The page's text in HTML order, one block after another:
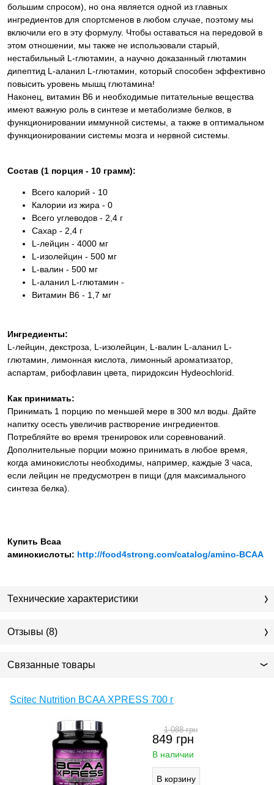
большим спросом), но она является одной из главных
ингредиентов для спортсменов в любом случае, поэтому мы
включили его в эту формулу. Чтобы оставаться на передовой в
этом отношении, мы также не использовали старый,
нестабильный L-глютамин, а научно доказанный глютамин
дипептид L-аланил L-глютамин, который способен эффективно
повысить уровень мышц глютамина!
Наконец, витамин В6 и необходимые питательные вещества
имеют важную роль в синтезе и метаболизме белков, в
функционировании иммунной системы, а также в оптимальном
функционировании системы мозга и нервной системы.
Состав (1 порция - 10 грамм):
Всего калорий - 10
Калории из жира - 0
Всего углеводов - 2,4 г
Сахар - 2,4 г
L-лейцин - 4000 мг
L-изолейцин - 500 мг
L-валин - 500 мг
L-аланил L-глютамин -
Витамин B6 - 1,7 мг
Ингредиенты:
L-лейцин, декстроза, L-изолейцин, L-валин L-аланил L-
глютамин, лимонная кислота, лимонный ароматизатор,
аспартам, рибофлавин цвета, пиридоксин Hydeochlorid.
Как принимать:
Принимать 1 порцию по меньшей мере в 300 мл воды. Дайте
напитку осесть увеличив растворение ингредиентов.
Потребляйте во время тренировок или соревнований.
Дополнительные порции можно принимать в любое время,
когда аминокислоты необходимы, например, каждые 3 часа,
если лейцин не предусмотрен в пищи (для максимального
синтеза белка).
Купить Всаа
аминокислоты: http://food4strong.com/catalog/amino-BCAA
Технические характеристики
Отзывы (8)
Связанные товары
Scitec Nutrition BCAA XPRESS 700 г
849 грн
1 088грн
В наличии